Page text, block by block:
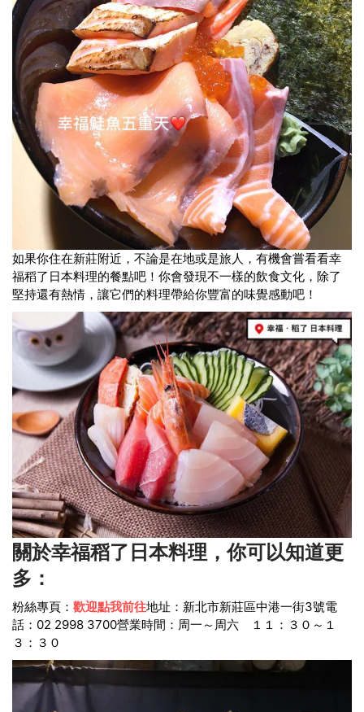
如果你住在新莊附近，不論是在地或是旅人，有機會嘗看看幸
福稻了日本料理的餐點吧！你會發現不一樣的飲食文化，除了
堅持還有熱情，讓它們的料理帶給你豐富的味覺感動吧！
關於幸福稻了日本料理，你可以知道更
多：
粉絲專頁： 歡迎點我前往地址：新北市新莊區中港一街3號電
話：02 2998 3700營業時間：周一～周六 １１：３０～１
３：３０